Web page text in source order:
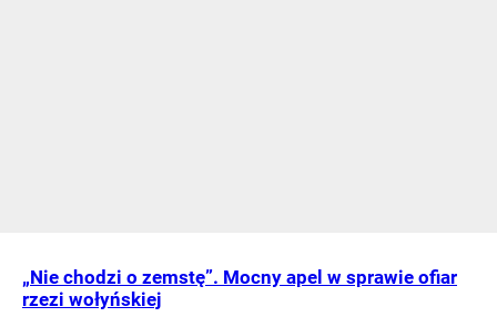
„Nie chodzi o zemstę”. Mocny apel w sprawie ofiar
rzezi wołyńskiej